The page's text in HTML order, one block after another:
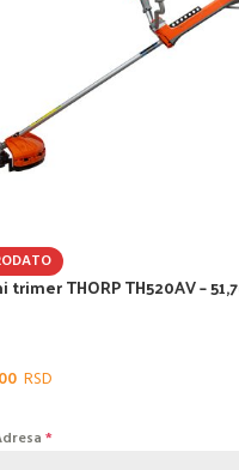
trimer THORP TH520AV –
*